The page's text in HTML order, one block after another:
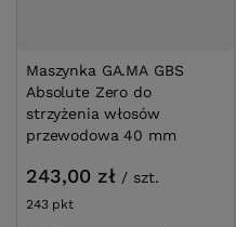
Maszynka GA.MA GBS
Absolute Zero do
strzyżenia włosów
przewodowa 40 mm
243,00 zł / szt.
243 pktpunktów